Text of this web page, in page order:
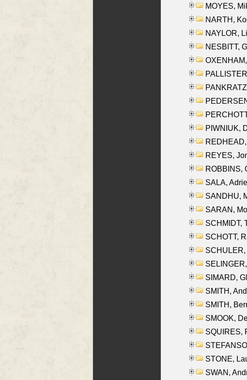
MOYES,
NARTH,
NAYLOR,
NESBITT,
PIWNIUK,
REYES,
ROBBINS,
SALA,
SANDHU,
SARAN,
SCHMIDT,
SCHOTT,
SIMARD,
SMITH,
SMITH,
SMOOK,
SQUIRES,
STONE,
SWAN,